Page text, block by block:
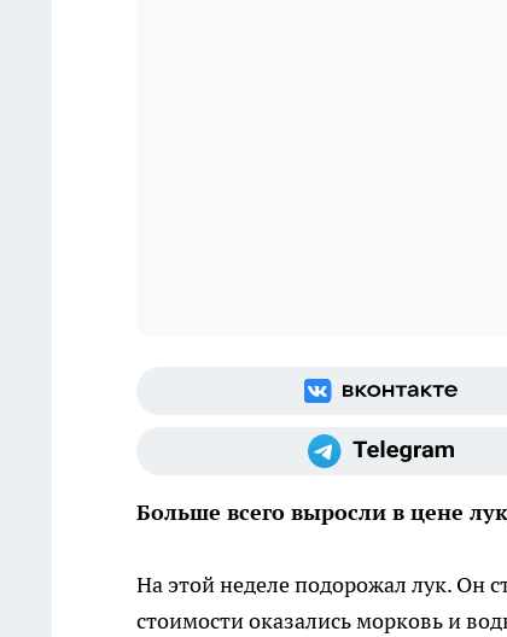
Больше всего выросли в цене
На этой неделе подорожал лук. Он
стоимости оказались морковь и